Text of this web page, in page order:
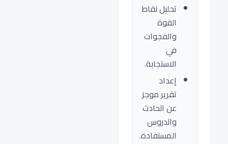
تحليل نقاط
القوة
والفجوات
في
الاستجابة.
إعداد
تقرير موجز
عن الحادث
والدروس
المستفادة.